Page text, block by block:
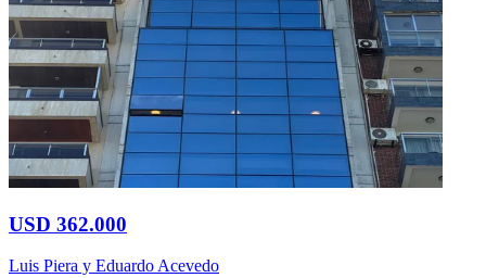
USD 362.000
Luis Piera y Eduardo Acevedo